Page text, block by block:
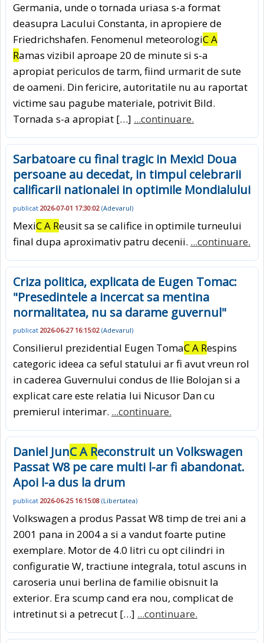
Germania, unde o tornada uriasa s-a format
deasupra Lacului Constanta, in apropiere de
Friedrichshafen. Fenomenul meteorologiC A
Ramas vizibil aproape 20 de minute si s-a
apropiat periculos de tarm, fiind urmarit de sute
de oameni. Din fericire, autoritatile nu au raportat
victime sau pagube materiale, potrivit Bild.
Tornada s-a apropiat […] ...continuare.
Sarbatoare cu final tragic in Mexic! Doua
persoane au decedat, in timpul celebrarii
calificarii nationalei in optimile Mondialului
publicat 2026-07-01 17:30:02 (Adevarul)
MexiC A Reusit sa se califice in optimile turneului
final dupa aproximativ patru decenii. ...continuare.
Criza politica, explicata de Eugen Tomac:
"Presedintele a incercat sa mentina
normalitatea, nu sa darame guvernul"
publicat 2026-06-27 16:15:02 (Adevarul)
Consilierul prezidential Eugen TomaC A Respins
categoric ideea ca seful statului ar fi avut vreun rol
in caderea Guvernului condus de Ilie Bolojan si a
explicat care este relatia lui Nicusor Dan cu
premierul interimar. ...continuare.
Daniel JunC A Reconstruit un Volkswagen
Passat W8 pe care multi l-ar fi abandonat.
Apoi l-a dus la drum
publicat 2026-06-25 16:15:08 (Libertatea)
Volkswagen a produs Passat W8 timp de trei ani a
2001 pana in 2004 a si a vandut foarte putine
exemplare. Motor de 4.0 litri cu opt cilindri in
configuratie W, tractiune integrala, totul ascuns in
caroseria unui berlina de familie obisnuit la
exterior. Era scump cand era nou, complicat de
intretinut si a petrecut […] ...continuare.